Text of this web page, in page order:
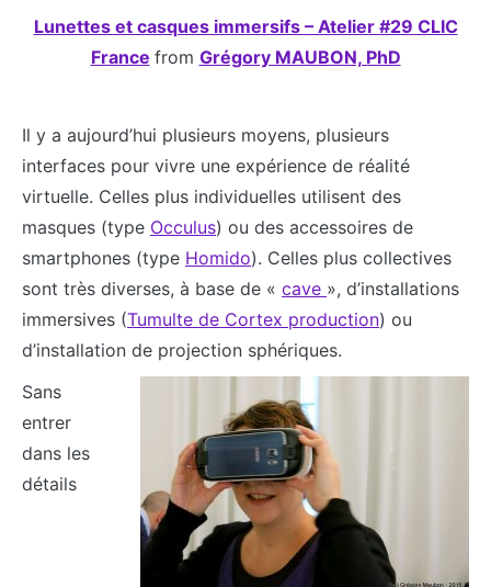
Lunettes et casques immersifs – Atelier #29 CLIC
France from Grégory MAUBON, PhD
Il y a aujourd’hui plusieurs moyens, plusieurs
interfaces pour vivre une expérience de réalité
virtuelle. Celles plus individuelles utilisent des
masques (type Occulus) ou des accessoires de
smartphones (type Homido). Celles plus collectives
sont très diverses, à base de « cave », d’installations
immersives (Tumulte de Cortex production) ou
d’installation de projection sphériques.
Sans
entrer
dans les
détails